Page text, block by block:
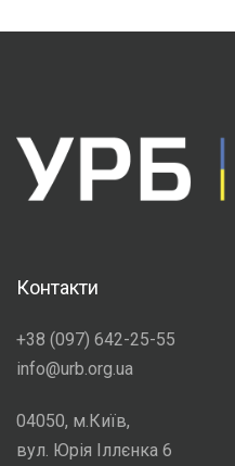
Контакти
+38 (097) 642-25-55
info@urb.org.ua
04050, м.Київ,
вул. Юрія Іллєнка 6